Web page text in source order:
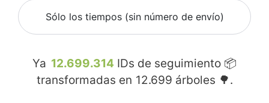
Sólo los tiempos (sin número de envío)
Ya 12.699.314 IDs de seguimiento 📦
transformadas en 12.699 árboles 🌳.